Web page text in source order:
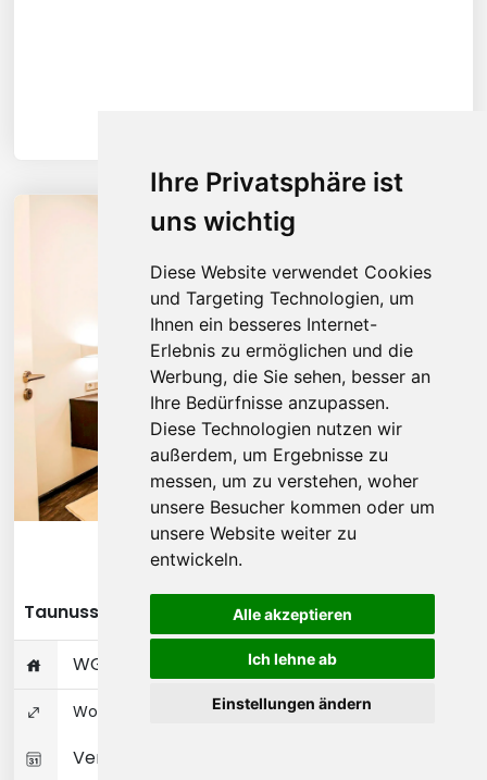
Ihre Privatsphäre ist
uns wichtig
Diese Website verwendet Cookies
und Targeting Technologien, um
Ihnen ein besseres Internet-
Erlebnis zu ermöglichen und die
Werbung, die Sie sehen, besser an
Ihre Bedürfnisse anzupassen.
Diese Technologien nutzen wir
außerdem, um Ergebnisse zu
messen, um zu verstehen, woher
unsere Besucher kommen oder um
unsere Website weiter zu
entwickeln.
Alle akzeptieren
Ich lehne ab
Einstellungen ändern
Taunusstraße - Frankfurt am Main
WG-Zimmer (17 ㎡) im Apartment
Wohnungseigentum 0 ㎡
Verfügbar 02-08-2026